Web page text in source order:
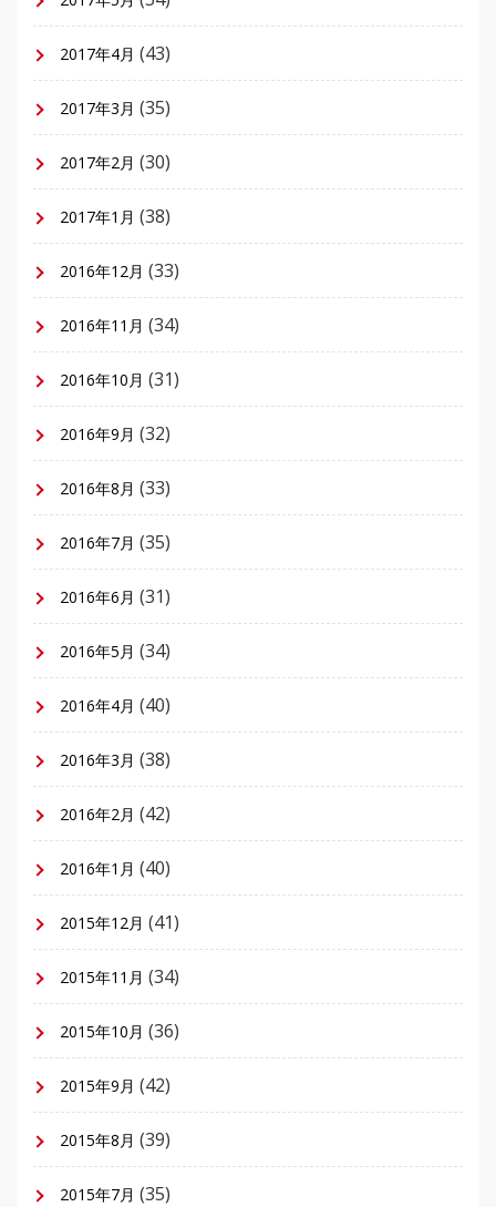
2017年4月 (43)
2017年3月 (35)
2017年2月 (30)
2017年1月 (38)
2016年12月 (33)
2016年11月 (34)
2016年10月 (31)
2016年9月 (32)
2016年8月 (33)
2016年7月 (35)
2016年6月 (31)
2016年5月 (34)
2016年4月 (40)
2016年3月 (38)
2016年2月 (42)
2016年1月 (40)
2015年12月 (41)
2015年11月 (34)
2015年10月 (36)
2015年9月 (42)
2015年8月 (39)
2015年7月 (35)